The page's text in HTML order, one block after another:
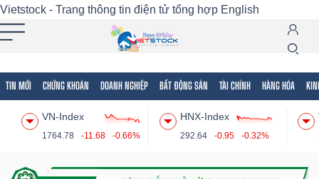
Vietstock - Trang thông tin điện tử tổng hợp English
TIN MỚI CHỨNG KHOÁN DOANH NGHIỆP BẤT ĐỘNG SẢN TÀI CHÍNH HÀNG HÓA
VN-Index
1764.78 -11.68 -0.66%
HNX-Index
292.64 -0.95 -0.32%
Tất cả Tính năng Ngành Mã chứng khoán
Tính
(-)